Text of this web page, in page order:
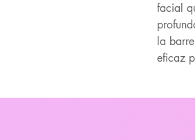
facial
la
eficaz